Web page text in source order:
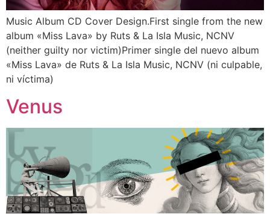
Music Album CD Cover Design.First single from the new
album «Miss Lava» by Ruts & La Isla Music, NCNV
(neither guilty nor victim)Primer single del nuevo album
«Miss Lava» de Ruts & La Isla Music, NCNV (ni culpable,
ni víctima)
Venus